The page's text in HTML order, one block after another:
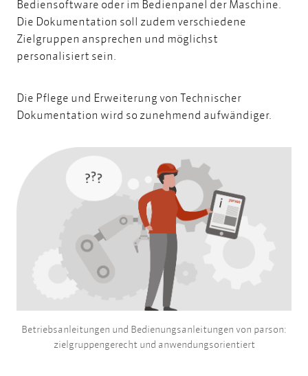
Bediensoftware oder im Bedienpanel der Maschine.
Die Dokumentation soll zudem verschiedene
Zielgruppen ansprechen und möglichst
personalisiert sein.
Die Pflege und Erweiterung von Technischer
Dokumentation wird so zunehmend aufwändiger.
Betriebsanleitungen und Bedienungsanleitungen von parson:
zielgruppengerecht und anwendungsorientiert